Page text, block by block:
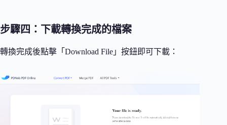
步驟四：下載轉換完成的檔案
轉換完成後點擊「Download File」按鈕即可下載：